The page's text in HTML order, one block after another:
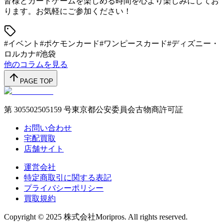
ります。お気軽にご参加ください！
#イベント #ポケモンカード#ワンピースカード#ディズニー・
ロルカナ#池袋
他のコラムを見る
PAGE TOP
第 305502505159 号東京都公安委員会古物商許可証
お問い合わせ
宅配買取
店舗サイト
運営会社
特定商取引に関する表記
プライバシーポリシー
買取規約
Copyright © 2025 株式会社Moripros. All rights reserved.